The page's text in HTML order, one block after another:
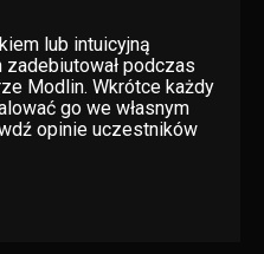
lub intuicyjną
podczas
Modlin. Wkrótce każdy
go we własnym
opinie uczestników